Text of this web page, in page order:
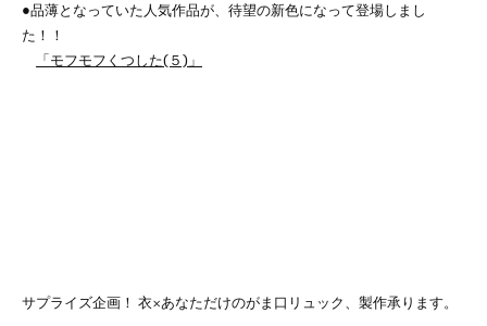
●品薄となっていた人気作品が、待望の新色になって登場しまし
た！！
「モフモフくつした(５)」
サプライズ企画！ 衣×あなただけのがま口リュック、製作承ります。